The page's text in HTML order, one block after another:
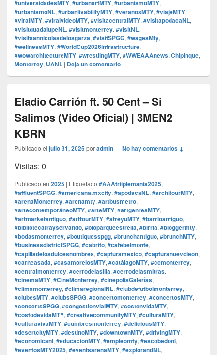
#universidadesMTY, #urbanartMTY, #urbanismoMTY,
#urbanismoNL, #urbanlivabilityMTY, #veranosMTY, #viajeMTY,
#viralMTY, #viralvideoMTY, #visitacentralMTY, #visitapodacaNL,
#visitguadalupeNL, #visitmonterrey, #visitNL,
#visitsannicolasdelosgarza, #visitSPGG, #wagesMty,
#wellnessMTY, #WorldCup2026infrastructure,
#wowarchitectureMTY, #wrestlingMTY, #WWEAAAnews, Chipinque,
Monterrey, UANL | Deja un comentario
Eladio Carrión ft. 50 Cent – Si
Salimos (Video Oficial) | 3MEN2
KBRN
Publicado el julio 31, 2025poradmin—No hay comentarios ↓
Visitas: 0
Publicado en 2025 | Etiquetado #AAAtriiplemania2025,
#affluentSPGG, #americana.mxcity, #apodacaNL, #architourMTY,
#arenaMonterrey, #arenamty, #artbusmetro,
#artecontemporáneoMTY, #arteMTY, #artgenresMTY,
#artmarketantiguo, #arttourMTY, #atreyuMTY, #barrioantiguo,
#bibliotecafrayservando, #bioparqueestrella, #birria, #bloggermty,
#bodasmonterrey, #boutiquesspgg, #brunchantiguo, #brunchMTY,
#businessdistrictSPGG, #cabrito, #cafebelmonte,
#capilladelosdulcesnombres, #capturamexico, #capturanuevoleon,
#carneasada, #casamorelosMTY, #catálagoMTY, #ccmonterrey,
#centralmonterrey, #cerrodelasilla, #cerrodelasmitras,
#cinemaMTY, #CineMonterrey, #cinepolisGalerías,
#climamonterrey, #climaregionalNL, #clubdefutbolmonterrey,
#clubesMTY, #clubsSPGG, #concertomonterrey, #concertosMTY,
#concertsSPGG, #congestionvialMTY, #costenvidaMTY,
#costodevidaMTY, #creativecommunityMTY, #culturaMTY,
#culturavivaMTY, #cumbresmonterrey, #deliciousMTY,
#desertcityMTY, #destinoMTY, #downtownMTY, #drivingMTY,
#economicanl, #educaciónMTY, #empleomty, #escobedonl,
#eventosMTY2025, #eventsarenaMTY, #explorandNL,